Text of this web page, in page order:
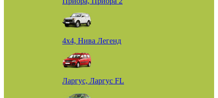
4х4, Нива Легенд
Ларгус, Ларгус FL